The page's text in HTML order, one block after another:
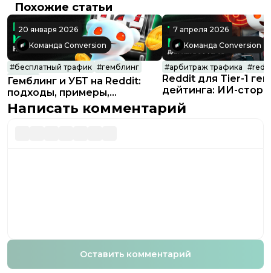
Похожие статьи
20 января 2026
Команда Conversion
#бесплатный трафик #гемблинг
#reddit
Гемблинг и УБТ на Reddit:
подходы, примеры,
особенности
7 апреля 2026
Команда Conversion
#арбитраж трафика #
Reddit для Tier-1
дейтинга: ИИ-
обход спам-
скрытые воронки
Написать комментарий
Оставить комментарий